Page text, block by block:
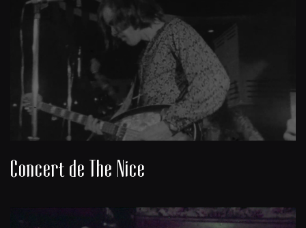
Concert de The Nice